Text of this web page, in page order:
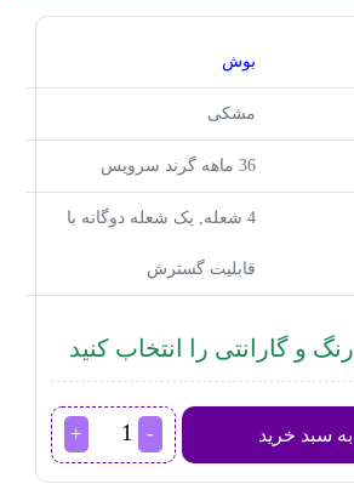
بوش
مشکی
36 ماهه گرند سرویس
4 شعله, یک شعله دوگانه با
قابلیت گسترش
رنگ و گارانتی را انتخاب کنید
سبد خرید
اجاق
برقی